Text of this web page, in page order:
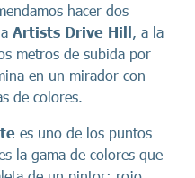
hacer dos
Artists Drive Hill , a la
metros de subida por
en un mirador con
de colores.
es uno de los puntos
la gama de colores que